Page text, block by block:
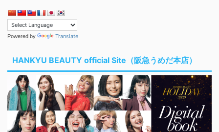
Powered by Translate
HANKYU BEAUTY official Site（阪急うめだ本店）